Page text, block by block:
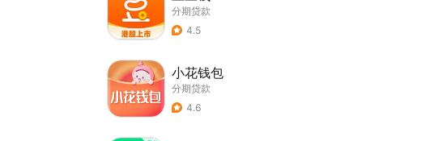
分期贷款
4.5
小花钱包
分期贷款
4.6